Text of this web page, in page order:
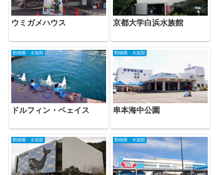
ウミガメハウス 京都大学白浜水族館
動物園・水族館
ドルフィン・ベェイス
動物園・水族館
串本海中公園
動物園・水族館 動物園・水族館